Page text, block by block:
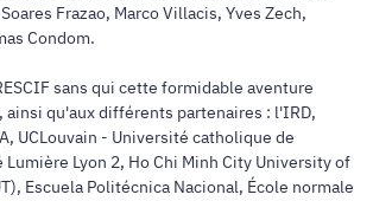
Frazao, Marco Villacis, Yves Zech,
Condom.
sans qui cette formidable aventure
ainsi qu'aux différents partenaires : l'IRD,
UCLouvain - Université catholique de
Lyon 2, Ho Chi Minh City University of
Escuela Politécnica Nacional, École normale